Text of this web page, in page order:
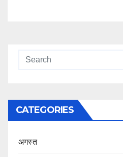
CATEGORIES
अगस्त